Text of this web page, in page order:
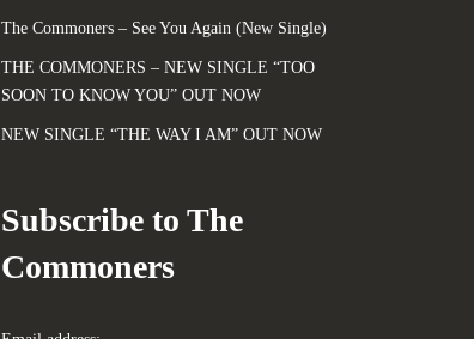
The Commoners – See You Again (New Single)
THE COMMONERS – NEW SINGLE “TOO
SOON TO KNOW YOU” OUT NOW
NEW SINGLE “THE WAY I AM” OUT NOW
Subscribe to The
Commoners